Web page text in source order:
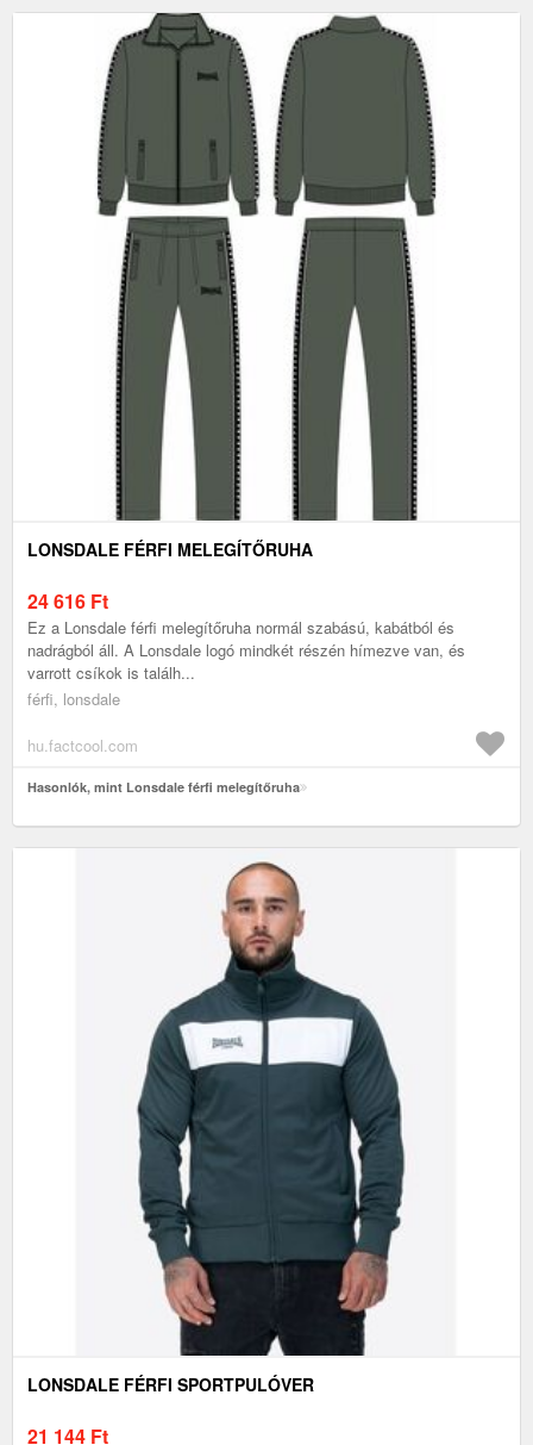
LONSDALE FÉRFI MELEGÍTŐRUHA
24 616 Ft
Ez a Lonsdale férfi melegítőruha normál szabású, kabátból és
nadrágból áll. A Lonsdale logó mindkét részén hímezve van, és
varrott csíkok is találh...
férfi, lonsdale
hu.factcool.com
Hasonlók, mint Lonsdale férfi melegítőruha
LONSDALE FÉRFI SPORTPULÓVER
21 144 Ft